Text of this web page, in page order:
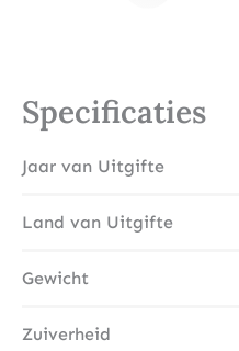
Specificaties
Jaar van Uitgifte
Land van Uitgifte
Gewicht
Zuiverheid